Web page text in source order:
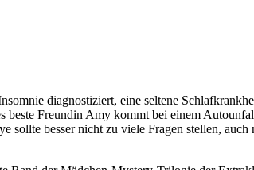
diagnostiziert, eine seltene
Freundin Amy kommt bei einem
sollte besser nicht zu viele Fragen stellen,